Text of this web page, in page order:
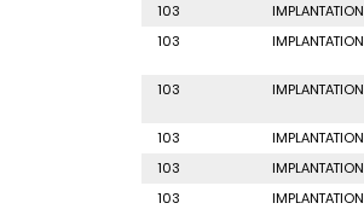
103
IMPLANTATION
103
IMPLANTATION
103 IMPLANTATION
103 IMPLANTATION
103
IMPLANTATION
103
IMPLANTATION